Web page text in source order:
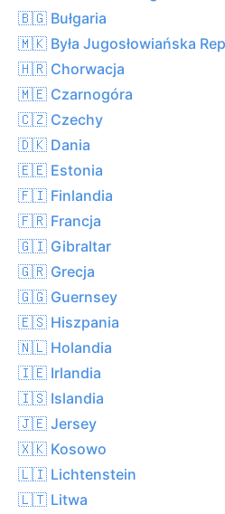
🇧🇬 Bułgaria
🇲🇰 Była Jugosłowiańska
🇭🇷 Chorwacja
🇲🇪 Czarnogóra
🇨🇿 Czechy
🇩🇰 Dania
🇪🇪 Estonia
🇫🇮 Finlandia
🇫🇷 Francja
🇬🇮 Gibraltar
🇬🇷 Grecja
🇬🇬 Guernsey
🇪🇸 Hiszpania
🇳🇱 Holandia
🇮🇪 Irlandia
🇮🇸 Islandia
🇯🇪 Jersey
🇽🇰 Kosowo
🇱🇮 Lichtenstein
🇱🇹 Litwa